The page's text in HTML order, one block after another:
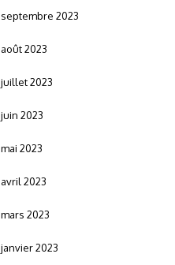
septembre 2023
août 2023
juillet 2023
juin 2023
mai 2023
avril 2023
mars 2023
janvier 2023